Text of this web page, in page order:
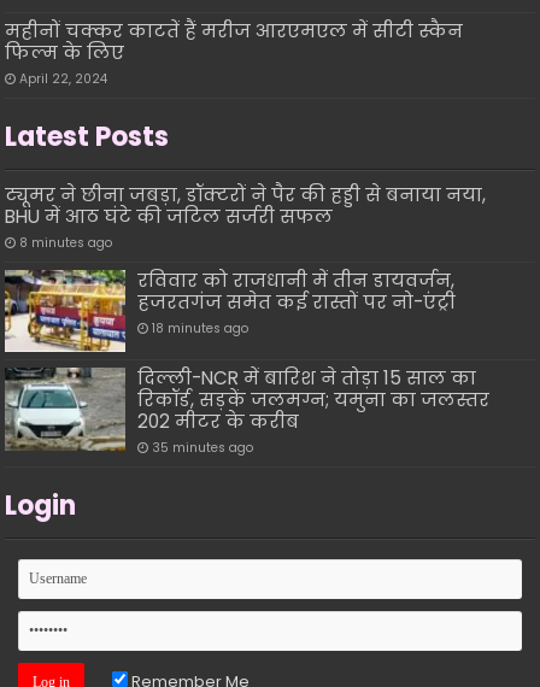
महीनों चक्कर काटतें हैं मरीज आरएमएल में सीटी स्कैन
फिल्म के लिए
April 22, 2024
Latest Posts
ट्यूमर ने छीना जबड़ा, डॉक्टरों ने पैर की हड्डी से बनाया नया,
BHU में आठ घंटे की जटिल सर्जरी सफल
8 minutes ago
रविवार को राजधानी में तीन डायवर्जन,
हजरतगंज समेत कई रास्तों पर नो-एंट्री
18 minutes ago
दिल्ली-NCR में बारिश ने तोड़ा 15 साल का
रिकॉर्ड, सड़कें जलमग्न; यमुना का जलस्तर
202 मीटर के करीब
35 minutes ago
Login
Remember Me